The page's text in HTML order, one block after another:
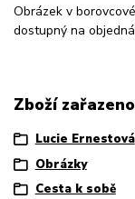
Obrázek v
dostupný na
Zboží
Lucie Ernestová
Obrázky
Cesta k sobě